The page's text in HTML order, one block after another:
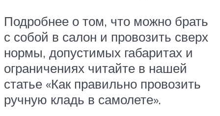
Подробнее о том, что можно брать
с собой в салон и провозить сверх
нормы, допустимых габаритах и
ограничениях читайте в нашей
статье «Как правильно провозить
ручную кладь в самолете».